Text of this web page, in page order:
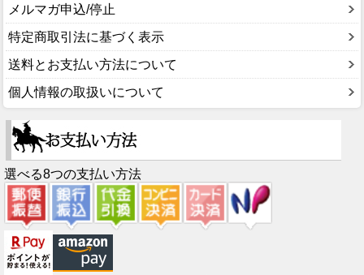
メルマガ申込/停止
特定商取引法に基づく表示
送料とお支払い方法について
個人情報の取扱いについて
選べる8つの支払い方法